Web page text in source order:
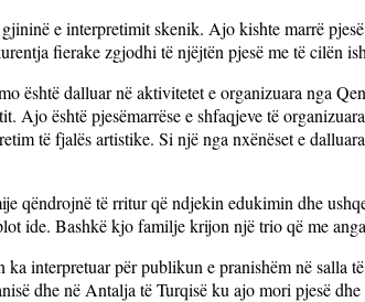
e interpretimit skenik. Ajo kishte marrë
fierake zgjodhi të njëjtën pjesë me të cilën
është dalluar në aktivitetet e organizuara nga
Ajo është pjesëmarrëse e shfaqjeve të
të fjalës artistike. Si një nga nxënëset e
qëndrojnë të rritur që ndjekin edukimin dhe
ide. Bashkë kjo familje krijon një trio që me
interpretuar për publikun e pranishëm në salla
dhe në Antalja të Turqisë ku ajo mori pjesë